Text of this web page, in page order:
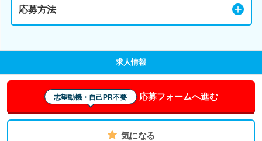
応募方法
求人情報
志望動機・自己PR不要 応募フォームへ進む
気になる